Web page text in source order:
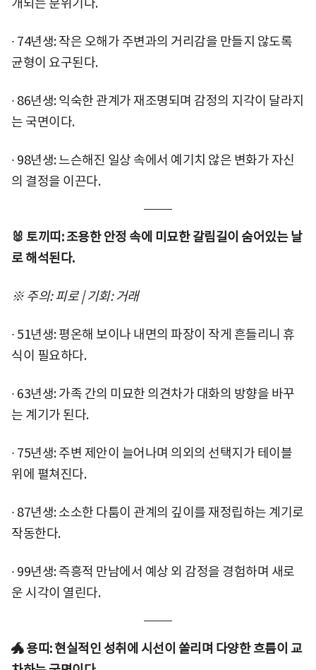
개되는 분위기다.
∙ 74년생: 작은 오해가 주변과의 거리감을 만들지 않도록
균형이 요구된다.
∙ 86년생: 익숙한 관계가 재조명되며 감정의 지각이 달라지
는 국면이다.
∙ 98년생: 느슨해진 일상 속에서 예기치 않은 변화가 자신
의 결정을 이끈다.
🐰 토끼띠: 조용한 안정 속에 미묘한 갈림길이 숨어있는 날
로 해석된다.
※ 주의: 피로 | 기회: 거래
∙ 51년생: 평온해 보이나 내면의 파장이 작게 흔들리니 휴
식이 필요하다.
∙ 63년생: 가족 간의 미묘한 의견차가 대화의 방향을 바꾸
는 계기가 된다.
∙ 75년생: 주변 제안이 늘어나며 의외의 선택지가 테이블
위에 펼쳐진다.
∙ 87년생: 소소한 다툼이 관계의 깊이를 재정립하는 계기로
작동한다.
∙ 99년생: 즉흥적 만남에서 예상 외 감정을 경험하며 새로
운 시각이 열린다.
🐲 용띠: 현실적인 성취에 시선이 쏠리며 다양한 흐름이 교